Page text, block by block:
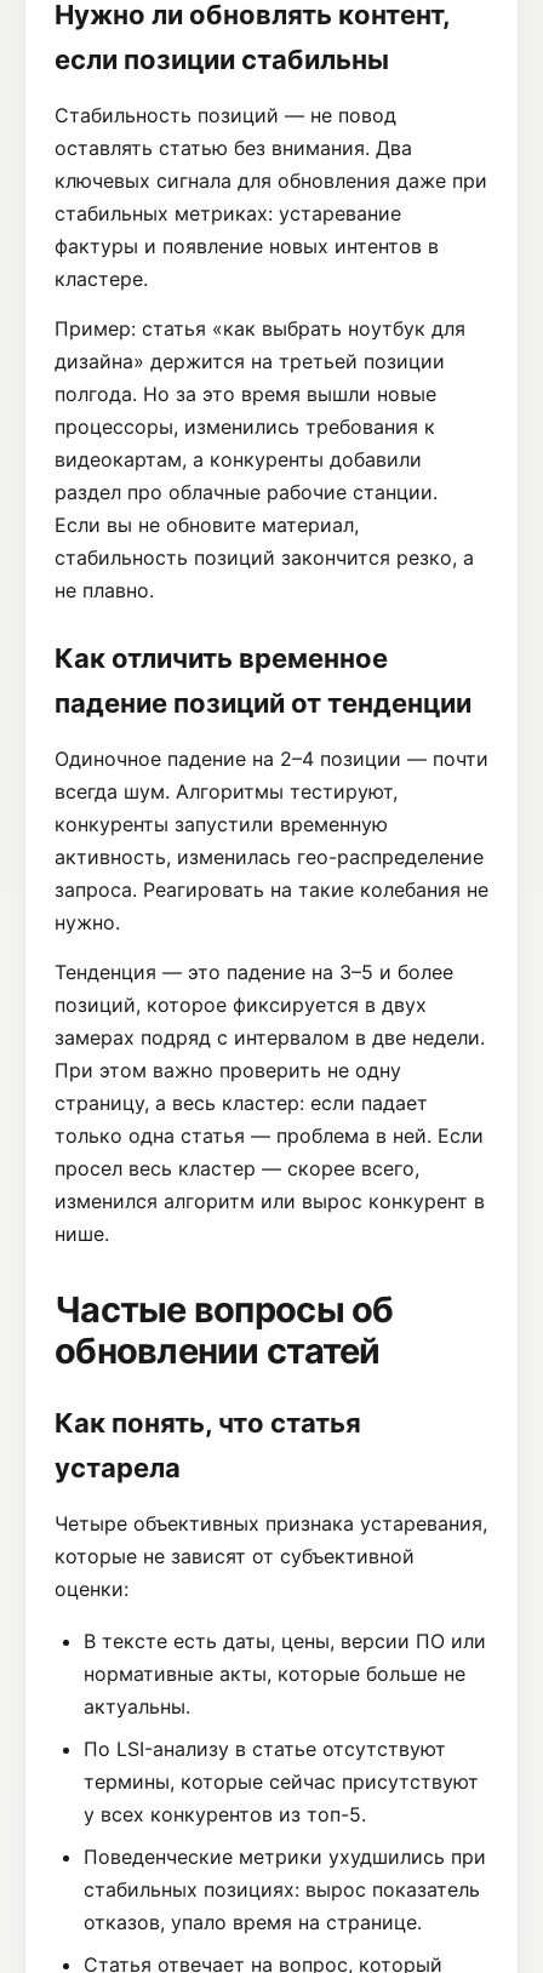
Нужно ли обновлять контент,
если позиции стабильны
Стабильность позиций — не повод
оставлять статью без внимания. Два
ключевых сигнала для обновления даже при
стабильных метриках: устаревание
фактуры и появление новых интентов в
кластере.
Пример: статья «как выбрать ноутбук для
дизайна» держится на третьей позиции
полгода. Но за это время вышли новые
процессоры, изменились требования к
видеокартам, а конкуренты добавили
раздел про облачные рабочие станции.
Если вы не обновите материал,
стабильность позиций закончится резко, а
не плавно.
Как отличить временное
падение позиций от тенденции
Одиночное падение на 2–4 позиции — почти
всегда шум. Алгоритмы тестируют,
конкуренты запустили временную
активность, изменилась гео-распределение
запроса. Реагировать на такие колебания не
нужно.
Тенденция — это падение на 3–5 и более
позиций, которое фиксируется в двух
замерах подряд с интервалом в две недели.
При этом важно проверить не одну
страницу, а весь кластер: если падает
только одна статья — проблема в ней. Если
просел весь кластер — скорее всего,
изменился алгоритм или вырос конкурент в
нише.
Частые вопросы об
обновлении статей
Как понять, что статья
устарела
Четыре объективных признака устаревания,
которые не зависят от субъективной
оценки:
В тексте есть даты, цены, версии ПО или
нормативные акты, которые больше не
актуальны.
По LSI-анализу в статье отсутствуют
термины, которые сейчас присутствуют
у всех конкурентов из топ-5.
Поведенческие метрики ухудшились при
стабильных позициях: вырос показатель
отказов, упало время на странице.
Статья отвечает на вопрос, который